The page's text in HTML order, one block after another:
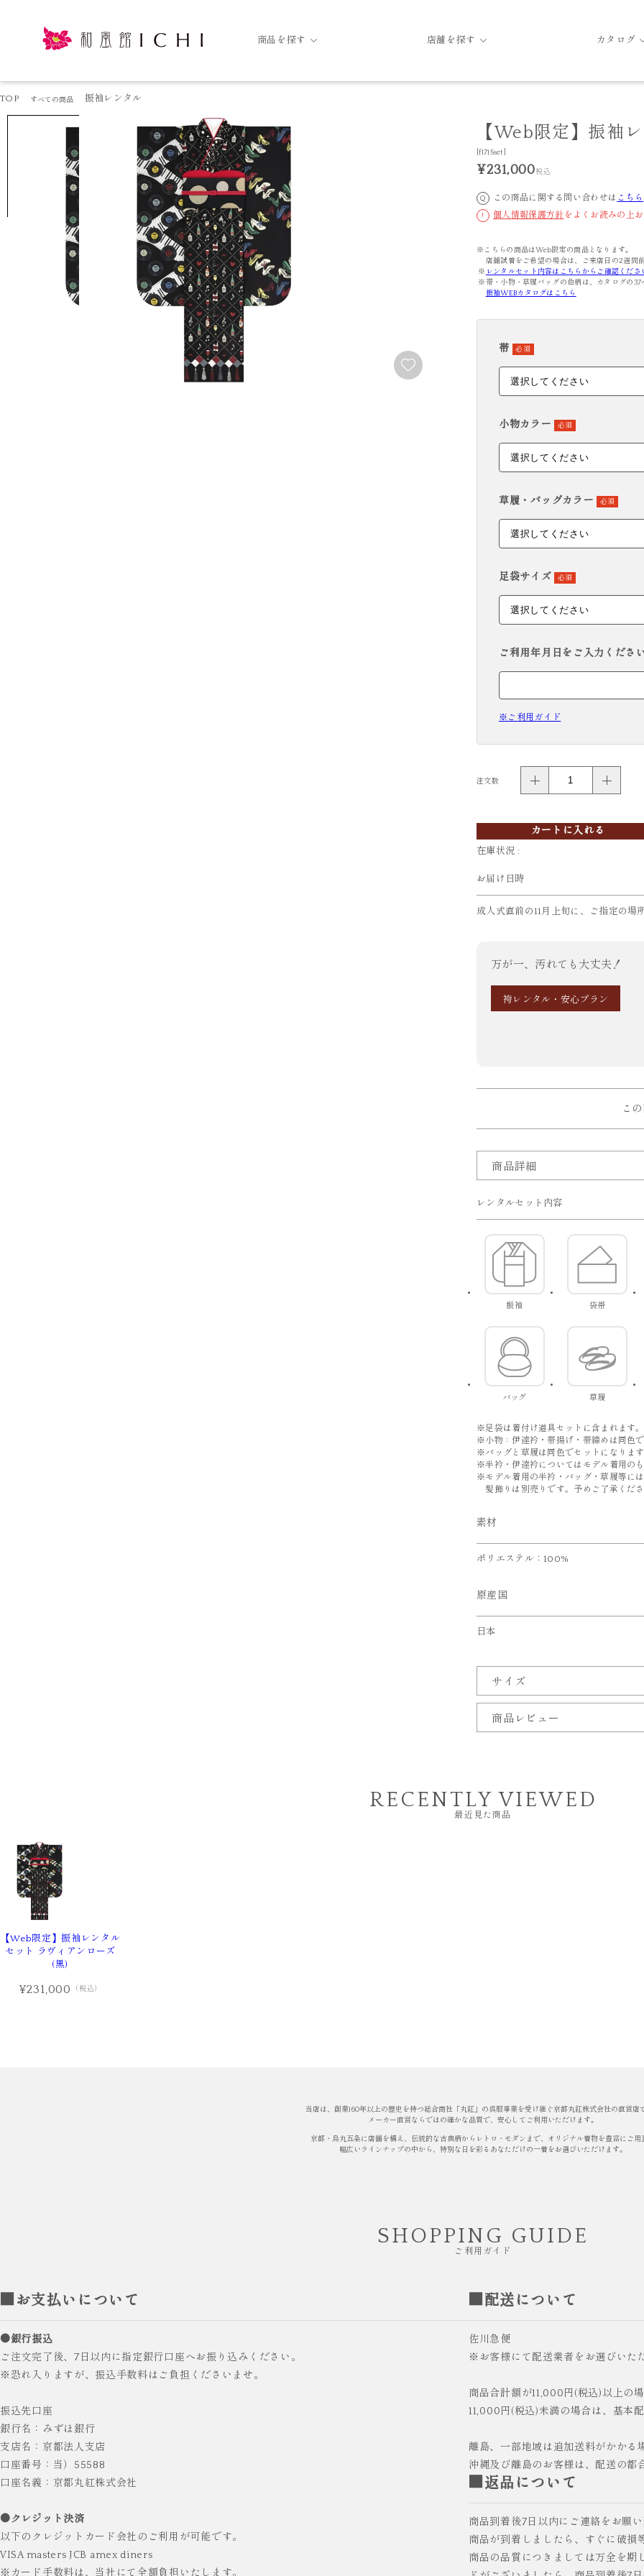
商品を探す
HAKAMA
RENTAL
袴レンタル
FURISODE
振袖
YUKATA
浴衣
店舗を探す カタログ
TOP すべての商品 振袖レンタル
【Web限定】振袖
[f1715set]
¥231,000税込
Q この商品に関する問い合わせは こちら
! 個人情報保護方針をよくお読みの上
※こちらの商品はWeb限定の商品となります。
店舗試着をご希望の場合は、ご来店日の2週間
※ レンタルセット内容はこちらからご確認くださ
※帯・小物・草履バッグの色柄は、カタログの37
振袖WEBカタログはこちら
帯 必須
小物カラー 必須
草履・バッグカラー 必須
足袋サイズ 必須
ご利用年月日をご入力くださ
※ご利用ガイド
注文数
カートに入れる
在庫状況 :
お届け日時
成人式直前の11月上旬に、ご指定の場
万が一、汚れても大丈夫！
袴レンタル・安心プラン
こ
商品詳細
レンタルセット内容
振袖 袋帯
バッグ 草履
※足袋は着付け道具セットに含まれます。
※小物：伊達衿・帯揚げ・帯締めは同色で
※バッグと草履は同色でセットになります
※半衿・伊達衿についてはモデル着用の
※モデル着用の半衿・バッグ・草履等に
髪飾りは別売りです。予めご了承くださ
素材
ポリエステル：100%
原産国
日本
サイズ
商品レビュー
RECENTLY VIEWED
最近見た商品
【Web限定】振袖レンタル
セット ラヴィアンローズ
(黒)
¥231,000 （税込）
当店は、創業160年以上の歴史を持つ総合商社「丸紅」の呉服事業を受け継ぐ京都丸紅株式会社の直営店
メーカー直営ならではの確かな品質で、安心してご利用いただけます。
京都・烏丸五条に店舗を構え、伝統的な古典柄からレトロ・モダンまで、オリジナル着物を豊富にご用
幅広いラインナップの中から、特別な日を彩るあなただけの一着をお選びいただけます。
SHOPPING GUIDE
ご利用ガイド
■お支払いについて
●銀行振込
ご注文完了後、7日以内に指定銀行口座へお振り込みください。
※恐れ入りますが、振込手数料はご負担くださいませ。
振込先口座
銀行名：みずほ銀行
支店名：京都法人支店
口座番号：当）55588
口座名義：京都丸紅株式会社
●クレジット決済
以下のクレジットカード会社のご利用が可能です。
VISA masters JCB amex diners
※カード手数料は、当社にて全額負担いたします。
■配送について
佐川急便
※お客様にて配送業者をお選びいた
商品合計額が11,000円(税込)以上の
11,000円(税込)未満の場合は、基本
離島、一部地域は追加送料がかかる
沖縄及び離島のお客様は、配送の都
■返品について
商品到着後7日以内にご連絡をお願い
商品が到着しましたら、すぐに破損
商品の品質につきましては万全を期